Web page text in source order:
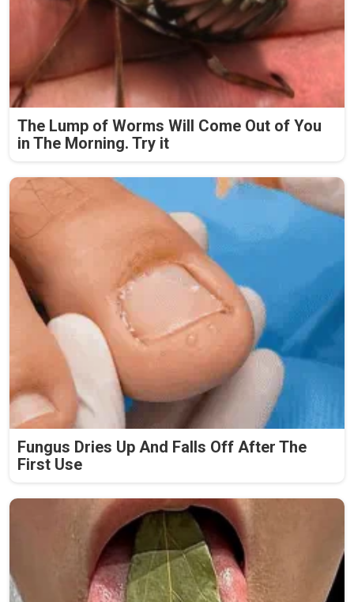
The Lump of Worms Will Come Out of You
in The Morning. Try it
Fungus Dries Up And Falls Off After The
First Use